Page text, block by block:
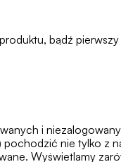
bądź pierwszy
i
nie tylko z
Wyświetlamy